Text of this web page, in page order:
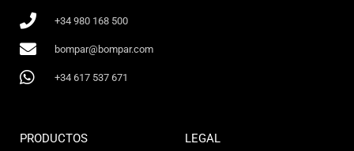
+34 980 168 500
bompar@bompar.com
+34 617 537 671
PRODUCTOS LEGAL